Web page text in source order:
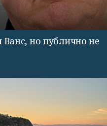
но публично не